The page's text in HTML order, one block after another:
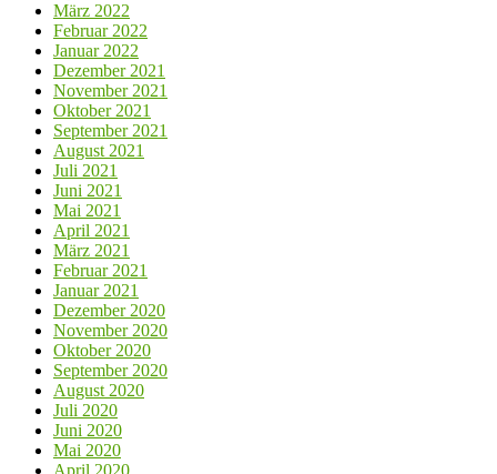
März 2022
Februar 2022
Januar 2022
Dezember 2021
November 2021
Oktober 2021
September 2021
August 2021
Juli 2021
Juni 2021
Mai 2021
April 2021
März 2021
Februar 2021
Januar 2021
Dezember 2020
November 2020
Oktober 2020
September 2020
August 2020
Juli 2020
Juni 2020
Mai 2020
April 2020